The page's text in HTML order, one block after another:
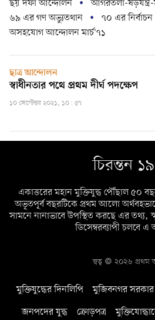
ছয় দফা আন্দোলন
আগরতলা-ষড়যন্ত্র-
৬৯ এর গণ অভ্যুতথান
৭০ এর নির্বাচন
অসহযোগ আন্দোলন মার্চ'৭১
ছাত্র আন্দোলন
স্বাধীনতার পথে প্রথম দীর্ঘ পদক্ষেপ
১০ সেপ্টেম্বর ২০২১, ১০: ৫৭
চিরন্তন
একাত্তরের মহান মুক্তিযুদ্ধ পৌঁছাল ৫০
অভূতপূর্ব বছরটিকে প্রথম আলো
সামনে নানাভাবে উপস্থিত করছে এর তথ্য,
ডিসেম্বরব্যাপী চলবে
স্বত্ব © ২০২৬
মুক্তিযুদ্ধের দিনলিপি মুজিবনগর সরকার
জনপদের যুদ্ধ
ক্রোড়পত্র